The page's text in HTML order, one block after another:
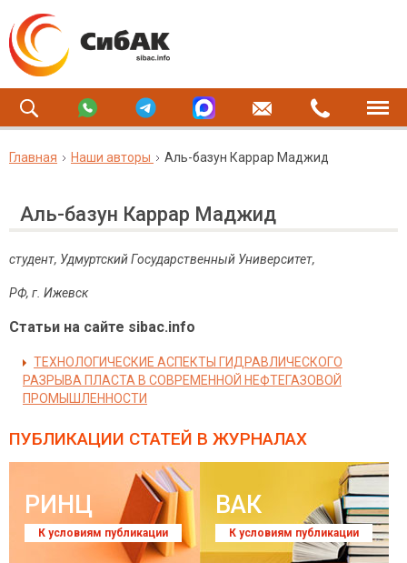
Главная Наши авторы Аль-базун Каррар Маджид
Аль-базун Каррар Маджид
студент, Удмуртский Государственный Университет,
РФ, г. Ижевск
Статьи на сайте sibac.info
ТЕХНОЛОГИЧЕСКИЕ АСПЕКТЫ ГИДРАВЛИЧЕСКОГО
РАЗРЫВА ПЛАСТА В СОВРЕМЕННОЙ НЕФТЕГАЗОВОЙ
ПРОМЫШЛЕННОСТИ
ПУБЛИКАЦИИ СТАТЕЙ В ЖУРНАЛАХ
РИНЦ
К условиям публикации
ВАК
К условиям публикации